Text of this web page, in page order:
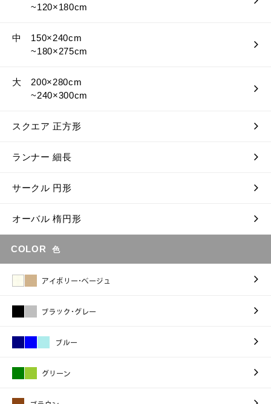
~120×180cm
中 150×240cm
~180×275cm
大 200×280cm
~240×300cm
スクエア 正方形
ランナー 細長
サークル 円形
オーバル 楕円形
COLOR 色